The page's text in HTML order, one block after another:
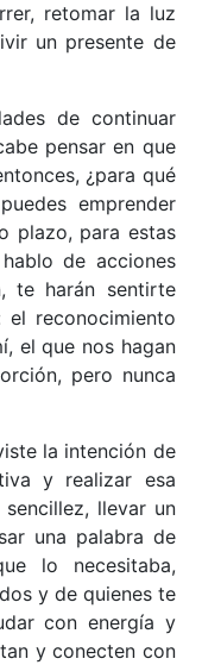
retomar la luz
un presente de
de continuar
pensar en que
¿para qué
emprender
plazo, para estas
de acciones
te harán sentirte
el reconocimiento
el que nos hagan
pero nunca
la intención de
y realizar esa
llevar un
una palabra de
lo necesitaba,
y de quienes te
con energía y
y conecten con